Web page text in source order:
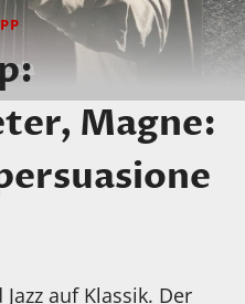
Magne:
auf Klassik. Der